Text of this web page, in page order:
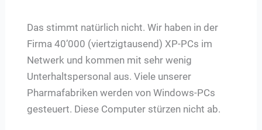
Das stimmt natürlich nicht. Wir haben in der
Firma 40’000 (viertzigtausend) XP-PCs im
Netwerk und kommen mit sehr wenig
Unterhaltspersonal aus. Viele unserer
Pharmafabriken werden von Windows-PCs
gesteuert. Diese Computer stürzen nicht ab.